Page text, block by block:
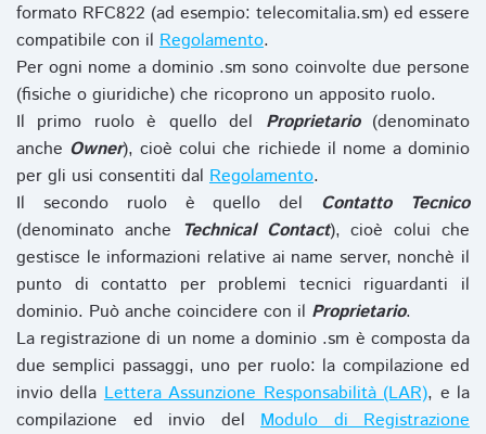
formato RFC822 (ad esempio: telecomitalia.sm) ed essere
compatibile con il Regolamento.
Per ogni nome a dominio .sm sono coinvolte due persone
(fisiche o giuridiche) che ricoprono un apposito ruolo.
Il primo ruolo è quello del Proprietario(denominato
anche Owner), cioè colui che richiede il nome a dominio
per gli usi consentiti dal Regolamento.
Il secondo ruolo è quello del Contatto Tecnico
(denominato anche Technical Contact), cioè colui che
gestisce le informazioni relative ai name server, nonchè il
punto di contatto per problemi tecnici riguardanti il
dominio. Può anche coincidere con il Proprietario.
La registrazione di un nome a dominio .sm è composta da
due semplici passaggi, uno per ruolo: la compilazione ed
invio dellaLettera Assunzione Responsabilità (LAR), e la
compilazione ed invio del Modulo di Registrazione